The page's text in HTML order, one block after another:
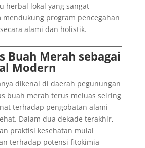
herbal lokal yang sangat
program pencegahan
alami dan holistik.
Buah Merah sebagai
Modern
dikenal di daerah pegunungan
buah merah terus meluas seiring
terhadap pengobatan alami
Dalam dua dekade terakhir,
praktisi kesehatan mulai
terhadap potensi fitokimia